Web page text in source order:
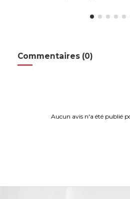
Commentaires (0)
Aucun avis n'a été publié